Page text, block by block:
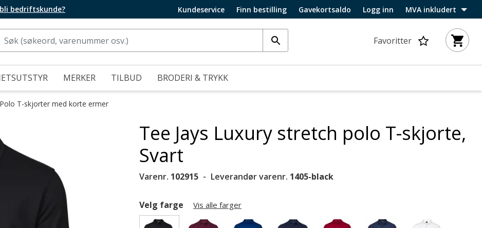
bedriftskunde? Kundeservice Finn bestilling Gavekortsaldo Logg inn MVA inkludert
Favoritter
MERKER TILBUD BRODERI & TRYKK
Polo T-skjorter med korte ermer
Tee Jays Luxury stretch polo T-skjorte,
Svart
Varenr. 102915 Leverandør varenr. 1405-black
Velg farge Vis alle farger